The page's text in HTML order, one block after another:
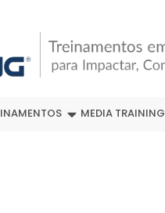
MEDIA TRAINING